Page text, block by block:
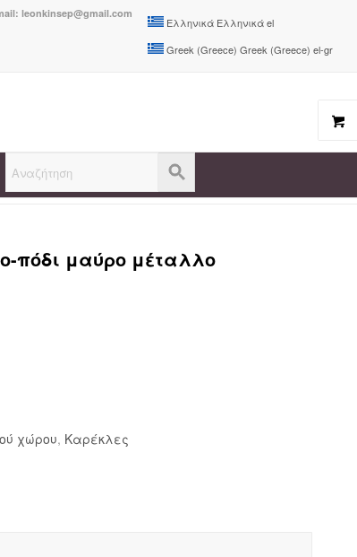
Ελληνικά Ελληνικάel
Greek (Greece) Greek (Greece) el-gr
leonkinsep@gmail.com
ανθρακί βελούδο-πόδι μαύρο μέταλλο 49x55x85εκ...
πόδι μαύρο μέταλλο
χώρου, Καρέκλες